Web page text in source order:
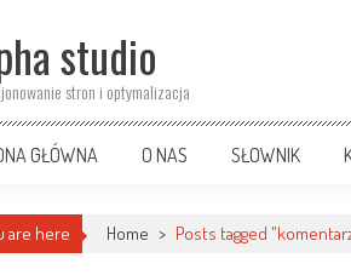
studio
stron i optymalizacja
GŁÓWNA O NAS SŁOWNIK
are here Home > Posts tagged